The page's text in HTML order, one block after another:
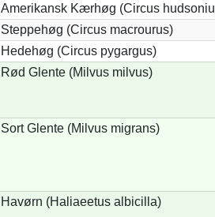
Amerikansk Kærhøg (Circus
Steppehøg (Circus macrourus)
Hedehøg (Circus pygargus)
Rød Glente (Milvus milvus)
Sort Glente (Milvus migrans)
Havørn (Haliaeetus albicilla)